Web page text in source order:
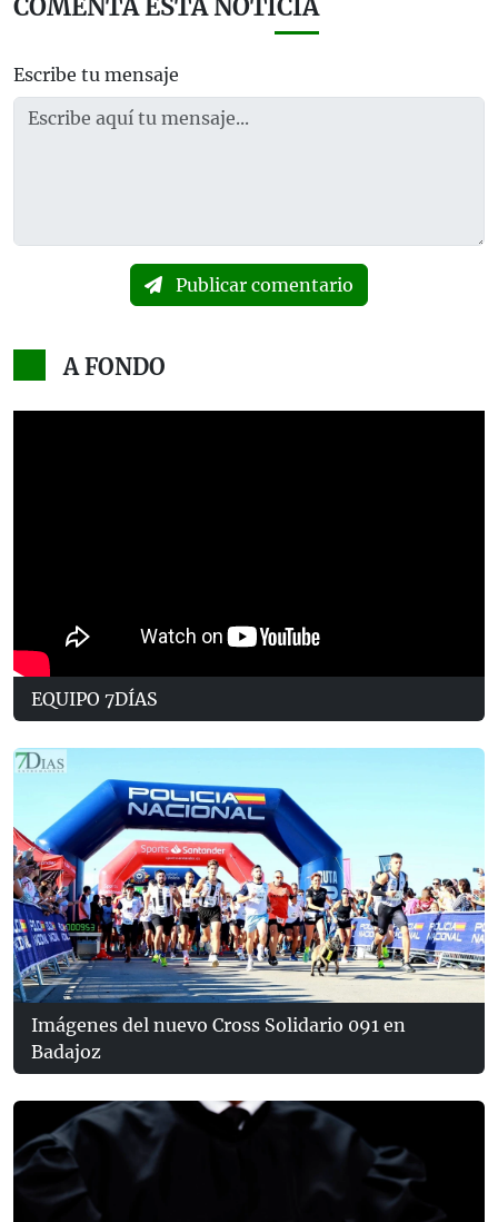
COMENTA ESTA NOTICIA
Escribe tu mensaje
Publicar comentario
A FONDO
EQUIPO 7DÍAS
Imágenes del nuevo Cross Solidario 091 en
Badajoz